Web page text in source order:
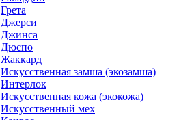
Грета
Джерси
Джинса
Дюспо
Жаккард
Искусственная замша (экозамша)
Интерлок
Искусственная кожа (экокожа)
Искусственный мех